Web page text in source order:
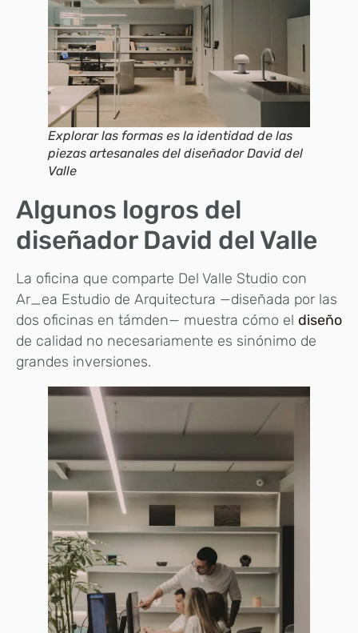
Explorar las formas es la identidad de las
piezas artesanales del diseñador David del
Valle
Algunos logros del
diseñador David del Valle
La oficina que comparte Del Valle Studio con
Ar_ea Estudio de Arquitectura —diseñada por las
dos oficinas en támden— muestra cómo el diseño
de calidad no necesariamente es sinónimo de
grandes inversiones.